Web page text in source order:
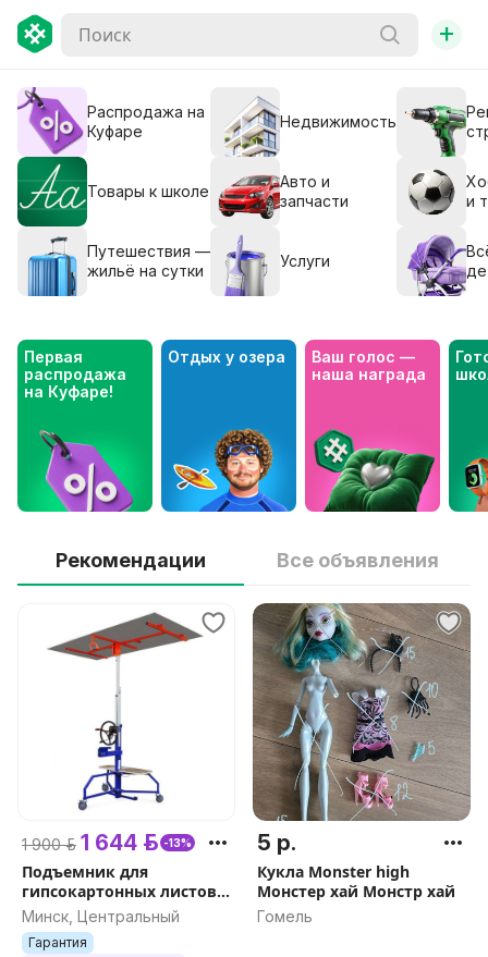
+
Распродажа на
Куфаре
Товары к школе
Путешествия —
жильё на сутки
Недвижимость
Авто и
запчасти
Услуги
и
Первая
распродажа
на Куфаре!
Отдых у озера
Ваш голос —
наша награда
Рекомендации Все объявления
1 900 р. 1 644 р. -13%
Подъемник для
гипсокартонных листов
DLT PLAC 450 (он же EDMA
PLAC 450), арт.0153
Минск, Центральный
Гарантия
5 р.
Кукла Monster high
Монстер хай Монстр хай
Гомель